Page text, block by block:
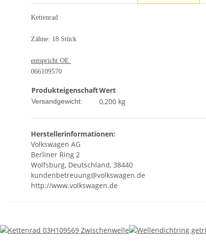
Kettenrad
Zähne: 18 Stück
entspricht OE:
066109570
ProdukteigenschaftWert
Versandgewicht: 0,200 kg
Herstellerinformationen:
Volkswagen AG
Berliner Ring 2
Wolfsburg, Deutschland, 38440
kundenbetreuung@volkswagen.de
http://www.volkswagen.de